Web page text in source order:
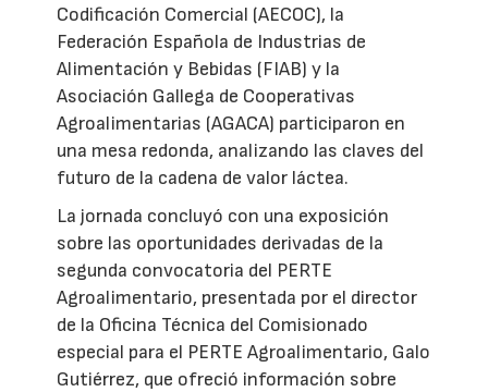
Codificación Comercial (AECOC), la
Federación Española de Industrias de
Alimentación y Bebidas (FIAB) y la
Asociación Gallega de Cooperativas
Agroalimentarias (AGACA) participaron en
una mesa redonda, analizando las claves del
futuro de la cadena de valor láctea.
La jornada concluyó con una exposición
sobre las oportunidades derivadas de la
segunda convocatoria del PERTE
Agroalimentario, presentada por el director
de la Oficina Técnica del Comisionado
especial para el PERTE Agroalimentario, Galo
Gutiérrez, que ofreció información sobre